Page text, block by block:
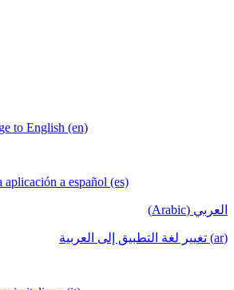
to English (en)
a español (es)
العربي (Arabic)
(ar) تغيير لغة التطبيق إلى العربية